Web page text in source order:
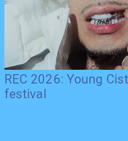
REC 2026: Young
festival